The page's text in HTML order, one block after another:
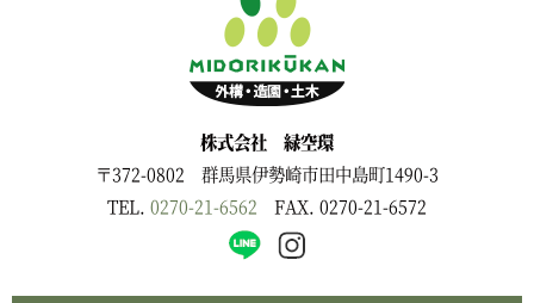
株式会社 緑空環
〒372-0802 群馬県伊勢崎市田中島町1490-3
TEL. 0270-21-6562 FAX. 0270-21-6572